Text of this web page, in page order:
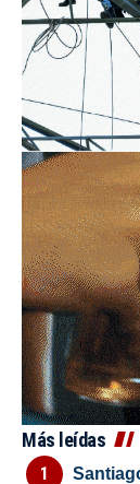
Más leídas